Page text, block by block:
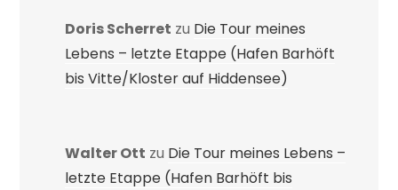
Doris Scherret zu Die Tour meines
Lebens – letzte Etappe (Hafen Barhöft
bis Vitte/Kloster auf Hiddensee)
Walter Ott zu Die Tour meines Lebens –
letzte Etappe (Hafen Barhöft bis